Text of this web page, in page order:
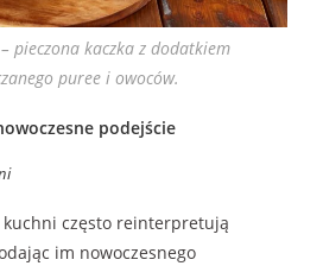
pieczona kaczka z dodatkiem
puree i owoców.
podejście
kuchni często reinterpretują
im nowoczesnego